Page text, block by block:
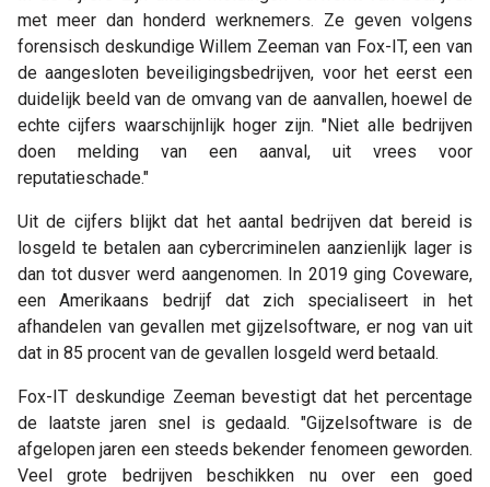
met meer dan honderd werknemers. Ze geven volgens
forensisch deskundige Willem Zeeman van Fox-IT, een van
de aangesloten beveiligingsbedrijven, voor het eerst een
duidelijk beeld van de omvang van de aanvallen, hoewel de
echte cijfers waarschijnlijk hoger zijn. "Niet alle bedrijven
doen melding van een aanval, uit vrees voor
reputatieschade."
Uit de cijfers blijkt dat het aantal bedrijven dat bereid is
losgeld te betalen aan cybercriminelen aanzienlijk lager is
dan tot dusver werd aangenomen. In 2019 ging Coveware,
een Amerikaans bedrijf dat zich specialiseert in het
afhandelen van gevallen met gijzelsoftware, er nog van uit
dat in 85 procent van de gevallen losgeld werd betaald.
Fox-IT deskundige Zeeman bevestigt dat het percentage
de laatste jaren snel is gedaald. "Gijzelsoftware is de
afgelopen jaren een steeds bekender fenomeen geworden.
Veel grote bedrijven beschikken nu over een goed